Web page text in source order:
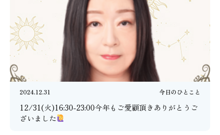
2024.12.31 今日のひとこと
12/31(火)16:30-23:00今年もご愛顧頂きありがとうご
ざいました